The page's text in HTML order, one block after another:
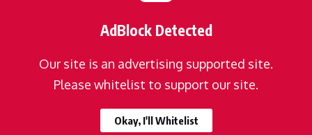
AdBlock Detected
Our site is an advertising supported site.
Please whitelist to support our site.
Okay, I'll Whitelist